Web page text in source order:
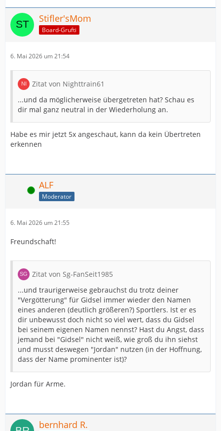
Stifler'sMom
Board-Grufti
6. Mai 2026 um 21:54
Zitat von Nighttrain61
...und da möglicherweise übergetreten hat? Schau es
dir mal ganz neutral in der Wiederholung an.
Habe es mir jetzt 5x angeschaut, kann da kein Übertreten
erkennen
Online ALF
Moderator
6. Mai 2026 um 21:55
Freundschaft!
Zitat von Sg-FanSeit1985
...und traurigerweise gebrauchst du trotz deiner
"Vergötterung" für Gidsel immer wieder den Namen
eines anderen (deutlich größeren?) Sportlers. Ist er es
dir unbewusst doch nicht so viel wert, dass du Gidsel
bei seinem eigenen Namen nennst? Hast du Angst, dass
jemand bei "Gidsel" nicht weiß, wie groß du ihn siehst
und musst deswegen "Jordan" nutzen (in der Hoffnung,
dass der Name prominenter ist)?
Jordan für Arme.
bernhard R.